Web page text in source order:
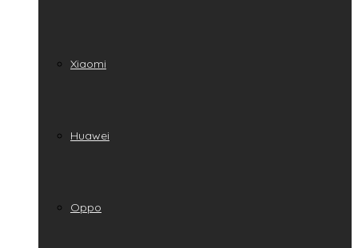
Xiaomi
Huawei
Oppo